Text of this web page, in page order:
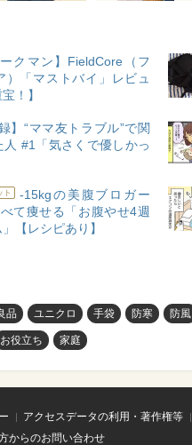
ークマン】FieldCore（フ
）「マストバイ」レビュ
！】
録】“ママ友トラブル”で関
人 #1「気さくで優しかっ
ト
-15kgの美腹ブロガー
て痩せる「お腹やせ4週
【レシピあり】
品 ユニクロ 手袋 防寒 防風
お役立ち 家庭
アクセスデータの利用・著作権等
からのお問い合わせ